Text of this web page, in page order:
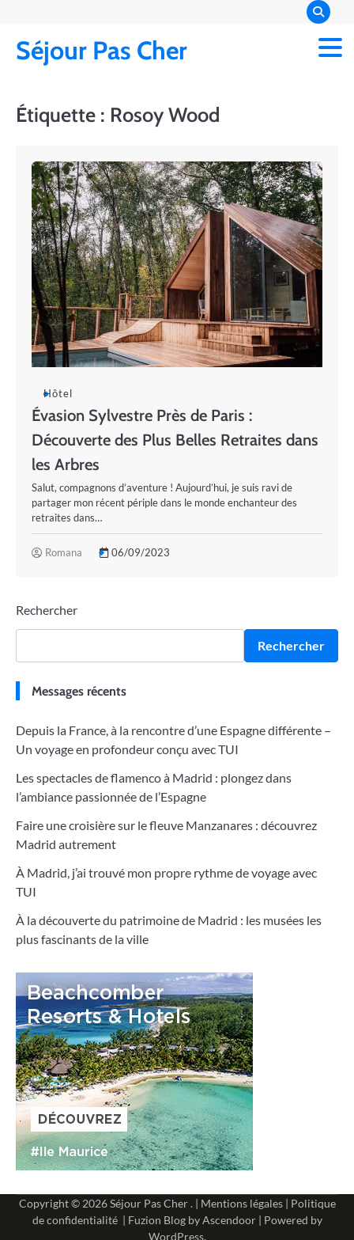
content
Séjour Pas Cher
Étiquette : Rosoy Wood
Hôtel
Évasion Sylvestre Près de Paris :
Découverte des Plus Belles Retraites dans
les Arbres
Salut, compagnons d’aventure ! Aujourd’hui, je suis ravi de
partager mon récent périple dans le monde enchanteur des
retraites dans…
Romana 06/09/2023
Rechercher
Rechercher
Messages récents
Depuis la France, à la rencontre d’une Espagne différente –
Un voyage en profondeur conçu avec TUI
Les spectacles de flamenco à Madrid : plongez dans
l’ambiance passionnée de l’Espagne
Faire une croisière sur le fleuve Manzanares : découvrez
Madrid autrement
À Madrid, j’ai trouvé mon propre rythme de voyage avec
TUI
À la découverte du patrimoine de Madrid : les musées les
plus fascinants de la ville
Copyright © 2026Séjour Pas Cher. | Mentions légales| Politique
de confidentialité| Fuzion Blog byAscendoor| Powered by
WordPress.